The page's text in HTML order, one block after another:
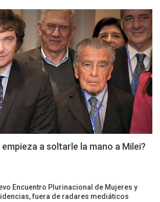
a soltarle la mano a Milei?
Encuentro Plurinacional de Mujeres y
fuera de radares mediáticos